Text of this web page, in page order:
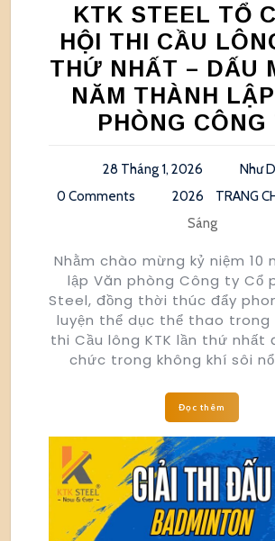
KTK STEEL TỔ
HỘI THI CẦU
THỨ NHẤT – DẤU
NĂM THÀNH
PHÒNG CÔNG
28 Tháng 1, 2026
Như
0 Comments
2026 TRANG
Sáng
Nhằm chào mừng kỷ niệm 10
lập Văn phòng Công ty Cổ
Steel, đồng thời thúc đẩy
luyện thể dục thể thao trong
thi Cầu lông KTK lần thứ nhất
chức trong không khí sôi
Đọc thêm